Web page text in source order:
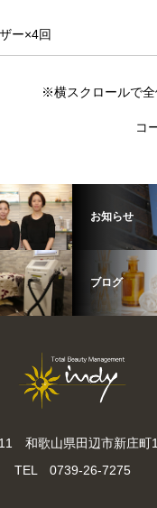
ー×4回
※横スクロールで全
コ
お知らせ
ブログ
和歌山県田辺市新庄町
TEL 0739-26-7275